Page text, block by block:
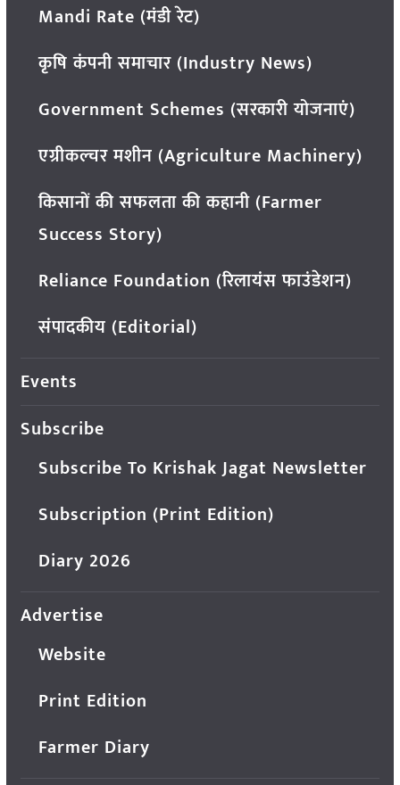
Mandi Rate (मंडी रेट)
कृषि कंपनी समाचार (Industry News)
Government Schemes (सरकारी योजनाएं)
एग्रीकल्चर मशीन (Agriculture Machinery)
किसानों की सफलता की कहानी (Farmer
Success Story)
Reliance Foundation (रिलायंस फाउंडेशन)
संपादकीय (Editorial)
Events
Subscribe
Subscribe To Krishak Jagat Newsletter
Subscription (Print Edition)
Diary 2026
Advertise
Website
Print Edition
Farmer Diary